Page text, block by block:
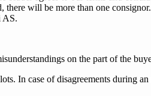
there will be more than one
AS.
on the part of the
In case of disagreements during